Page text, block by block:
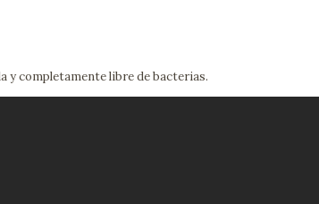
y completamente libre de bacterias.